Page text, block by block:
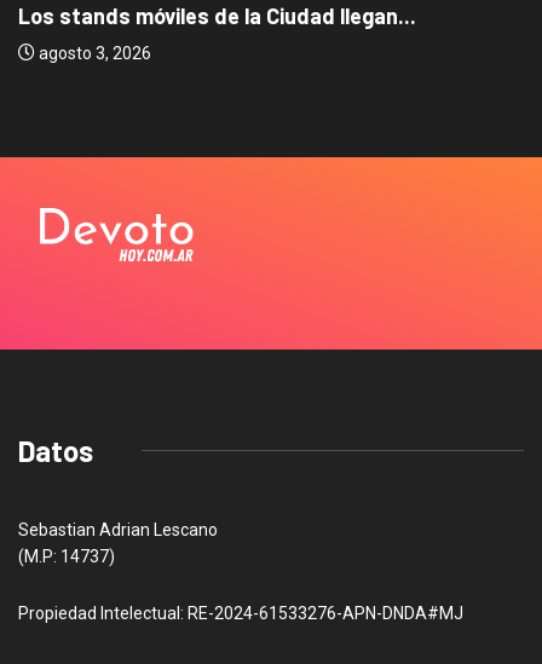
Los stands móviles de la Ciudad llegan...
agosto 3, 2026
Datos
Sebastian Adrian Lescano
(M.P: 14737)
Propiedad Intelectual: RE-2024-61533276-APN-DNDA#MJ